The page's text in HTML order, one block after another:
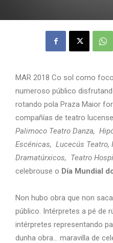
MAR 2018 Co sol como
numeroso público
rotando pola Praza Maior
compañías de teatro
Palimoco Teatro Danza,
Escénicas, Lucecús Teatro,
Dramatúrxicos, Teatro
celebrouse o Día Mundial
Non hubo obra que non
público. Intérpretes a pé de
intérpretes representando
dunha obra… maravilla de